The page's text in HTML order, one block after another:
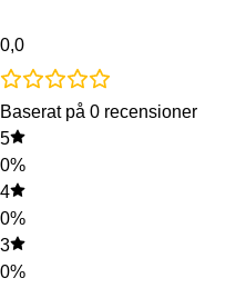
0,0
Baserat på 0 recensioner
5
0%
4
0%
3
0%